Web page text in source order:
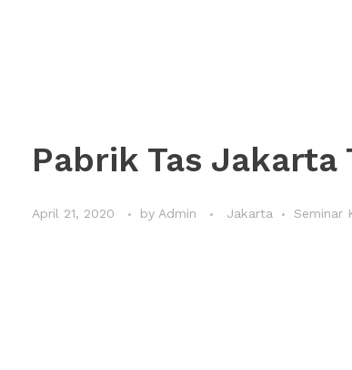
Pabrik Tas Jakarta
April 21, 2020 by Admin Jakarta Seminar